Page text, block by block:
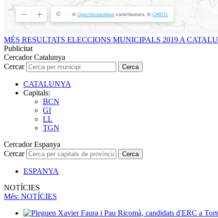
MÉS RESULTATS ELECCIONS MUNICIPALS 2019 A
Publicitat
Cercador Catalunya
Cercar
Cerca
CATALUNYA
Capitals:
BCN
GI
LL
TGN
Cercador Espanya
Cercar
Cerca
ESPANYA
NOTÍCIES
Més: NOTÍCIES